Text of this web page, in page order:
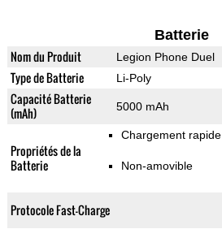
Batterie
Nom du Produit Legion Phone Duel
Type de Batterie Li-Poly
Capacité Batterie
(mAh)
5000 mAh
Propriétés de la
Batterie
Chargement rapide
Non-amovible
Protocole Fast-Charge